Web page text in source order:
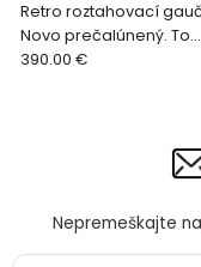
Retro roztahovací
Novo prečalúnený. Top
stav.
390.00 €
Nepremeškajte